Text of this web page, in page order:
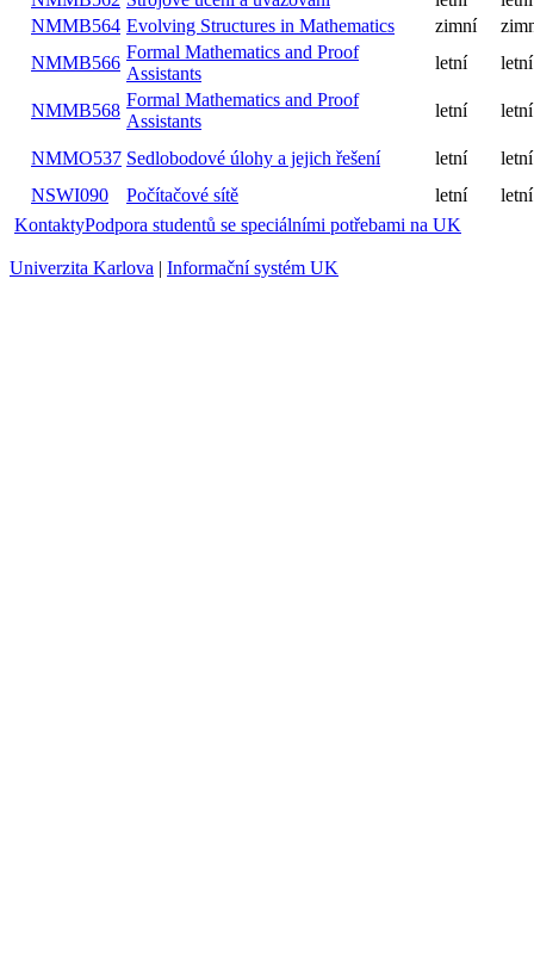
NMAG581 Algebraické kolokvium
NMMB462
Aplikace bezpečnostních
mechanismů
NMMB562 Strojové učení a uvažování
NMMB564
Evolving Structures in
Mathematics
zimní
NMMB566
Formal Mathematics and Proof
letní
NMMB568
Formal Mathematics and Proof